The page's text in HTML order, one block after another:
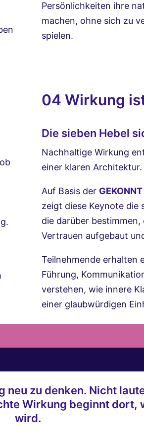
Persönlichkeiten ihre
machen, ohne sich zu
spielen.
04Wirkung
Die sieben Hebel
Nachhaltige Wirkung
einer klaren Architektur.
Auf Basis der
zeigt diese Keynote die
die darüber
Vertrauen aufgebaut
Teilnehmende erhalten
Führung,
verstehen, wie innere
einer glaubwürdigen
neu zu denken. Nicht
Wirkung beginnt dort,
wird.